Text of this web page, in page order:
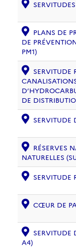
PLANS DE
DE
PM1)
SERVITUDE
DE
SERVITUDE
RÉSERVES
NATURELLES
SERVITUDE
CŒUR DE
SERVITUDE
A4)